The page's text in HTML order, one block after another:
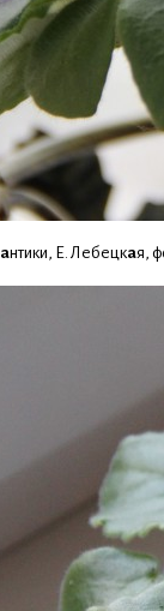
антики, Е. Лебецкая,